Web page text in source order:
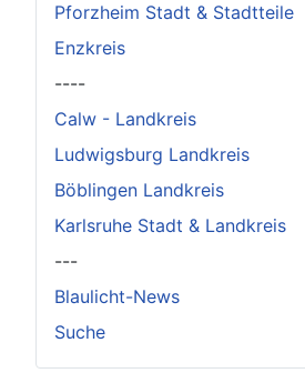
Pforzheim Stadt & Stadtteile
Enzkreis
----
Calw - Landkreis
Ludwigsburg Landkreis
Böblingen Landkreis
Karlsruhe Stadt & Landkreis
---
Blaulicht-News
Suche